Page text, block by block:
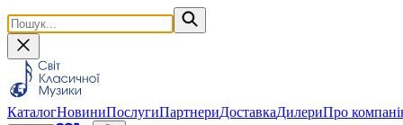
КаталогНовиниПослугиПартнериДоставкаДилериПро